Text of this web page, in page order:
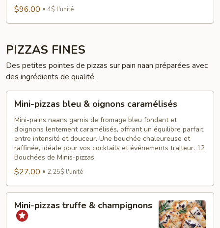
$96.00 4$ l'unité
PIZZAS FINES
Des petites pointes de pizzas sur pain naan préparées avec
des ingrédients de qualité.
pizzas
bleu
oignons
caramélisés
Mini-pizzas bleu & oignons caramélisés
Mini-pains naans garnis de fromage bleu fondant et
d’oignons lentement caramélisés, offrant un équilibre parfait
entre intensité et douceur. Une bouchée chaleureuse et
raffinée, idéale pour vos cocktails et événements traiteur. 12
Bouchées de Minis-pizzas.
$27.00 2,25$ l'unité
pizzas
truffe
Mini-pizzas truffe & champignons